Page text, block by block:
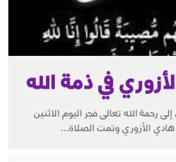
في ذمة الله
رحمة الله تعالى فجر اليوم الاثنين